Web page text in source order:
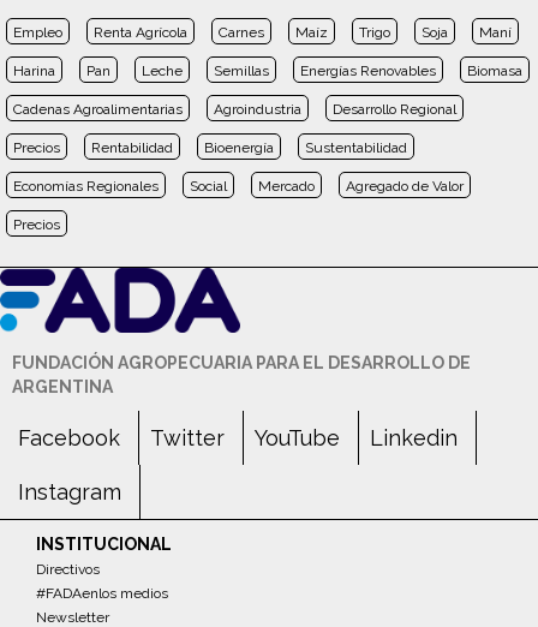
Empleo Renta Agrícola Carnes Maíz Trigo Soja Maní
Harina Pan Leche Semillas Energías Renovables Biomasa
Cadenas Agroalimentarias Agroindustria Desarrollo Regional
Precios Rentabilidad Bioenergía Sustentabilidad
Economías Regionales Social Mercado Agregado de Valor
Precios
FUNDACIÓN AGROPECUARIA PARA EL DESARROLLO DE
ARGENTINA
Facebook Twitter YouTube Linkedin
Instagram
INSTITUCIONAL
Directivos
#FADAenlos medios
Newsletter